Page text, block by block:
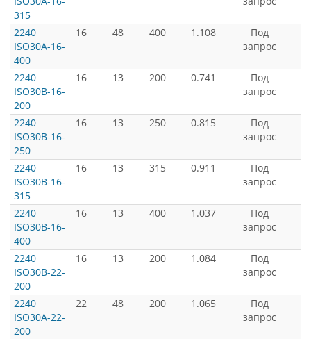
315
2240
ISO30A-16-
400
16 48 400 1.108
Под
запрос
2240
ISO30B-16-
200
16 13 200 0.741
Под
запрос
2240
ISO30B-16-
250
16 13 250 0.815
Под
запрос
2240
ISO30B-16-
315
16 13 315 0.911
Под
запрос
2240
ISO30B-16-
400
16 13 400 1.037
Под
запрос
2240
ISO30B-22-
200
16 13 200 1.084
Под
запрос
2240
ISO30A-22-
200
22 48 200 1.065
Под
запрос